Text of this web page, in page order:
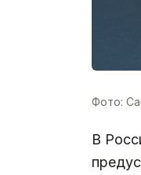
Фото:
В